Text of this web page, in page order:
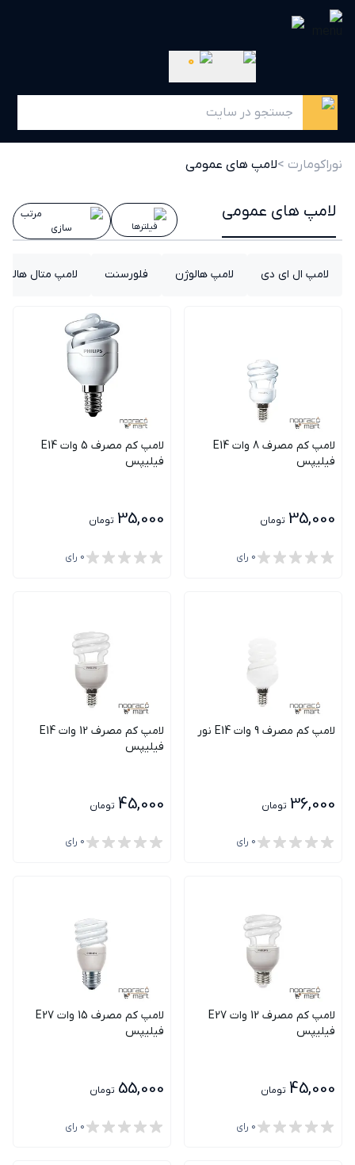
0
نوراکومارت >لامپ های عمومی
لامپ های عمومی
فیلترها
مرتب
سازی
لامپ ال ای دی لامپ هالوژن فلورسنت لامپ متال هالید
لامپ کم مصرف 8 وات E14
فیلیپس
35,000 تومان
0 رای
لامپ کم مصرف 5 وات E14
فیلیپس
35,000 تومان
0 رای
لامپ کم مصرف 9 وات E14 نور
36,000 تومان
0 رای
لامپ کم مصرف 12 وات E14
فیلیپس
45,000 تومان
0 رای
لامپ کم مصرف 12 وات E27
فیلیپس
45,000 تومان
0 رای
لامپ کم مصرف 15 وات E27
فیلیپس
55,000 تومان
0 رای